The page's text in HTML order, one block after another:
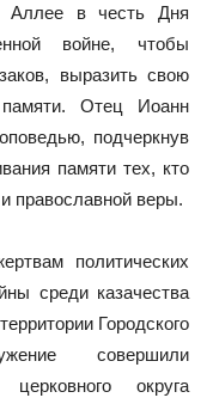
Аллее в честь Дня
войне, чтобы
выразить свою
Отец Иоанн
подчеркнув
памяти тех, кто
православной веры.
политических
среди казачества
Городского
совершили
церковного округа